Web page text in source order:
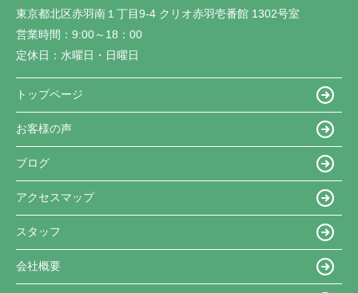
東京都北区赤羽南１丁目9-4 クリオ赤羽壱番館 1302号室
営業時間： 9:00～18：00
定休日： 水曜日・日曜日
トップページ
お客様の声
ブログ
アクセスマップ
スタッフ
会社概要